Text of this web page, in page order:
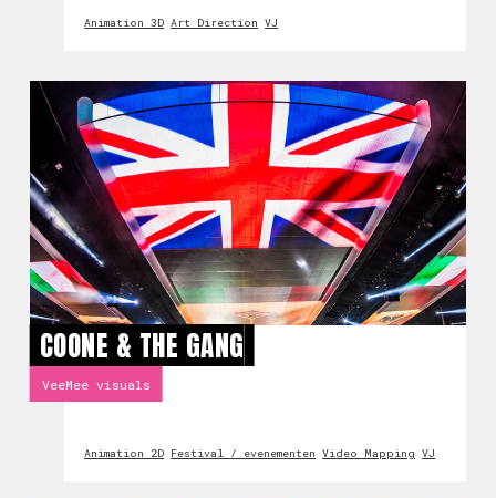
Animation 3D Art Direction VJ
COONE & THE GANG
VeeMee visuals
Animation 2D Festival / evenementen Video Mapping VJ